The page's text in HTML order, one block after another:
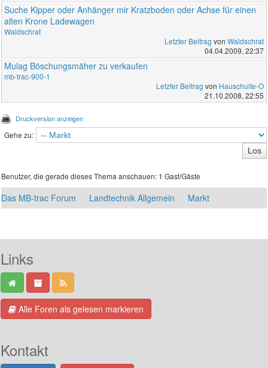
Suche Kipper oder Anhänger mir Kratzboden oder Achse für einen
alten Krone Ladewagen
Waldschrat
Letzter Beitrag von Waldschrat
04.04.2009, 22:37
Mulag Böschungsmäher zu verkaufen
mb-trac-900-1
Letzter Beitrag von Hauschulte-O
21.10.2008, 22:55
Druckversion anzeigen
Gehe zu:
Benutzer, die gerade dieses Thema anschauen: 1 Gast/Gäste
Das MB-trac Forum Landtechnik Allgemein Markt
Links
Alle Foren als gelesen markieren
Kontakt